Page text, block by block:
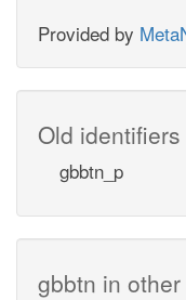
Provided by
Old identifiers
gbbtn_p
gbbtn in